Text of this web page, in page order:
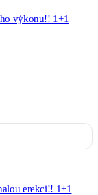
výkonu!! 1+1
erekci!! 1+1